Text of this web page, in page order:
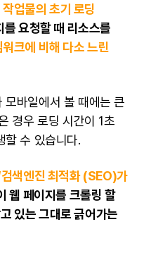
업물의 초기 로딩
요청할 때 리소스를
크에 비해 다소 느린
모바일에서 볼 때에는 큰
경우 로딩 시간이 1초
할 수 있습니다.
검색엔진 최적화 (SEO)가
웹 페이지를 크롤링 할
있는 그대로 긁어가는